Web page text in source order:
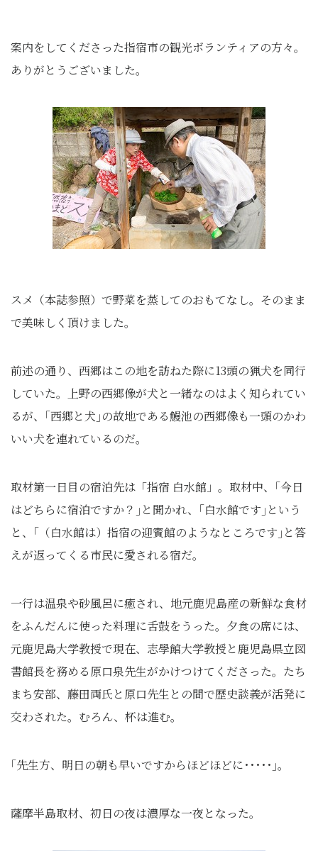
案内をしてくださった指宿市の観光ボランティアの方々。
ありがとうございました。
スメ（本誌参照）で野菜を蒸してのおもてなし。そのまま
で美味しく頂けました。
前述の通り、西郷はこの地を訪ねた際に13頭の猟犬を同行
していた。上野の西郷像が犬と一緒なのはよく知られてい
るが、｢西郷と犬｣の故地である鰻池の西郷像も一頭のかわ
いい犬を連れているのだ。
取材第一日目の宿泊先は「指宿 白水館」。取材中、｢今日
はどちらに宿泊ですか？｣と聞かれ、｢白水館です｣という
と、｢（白水館は）指宿の迎賓館のようなところです｣と答
えが返ってくる市民に愛される宿だ。
一行は温泉や砂風呂に癒され、地元鹿児島産の新鮮な食材
をふんだんに使った料理に舌鼓をうった。夕食の席には、
元鹿児島大学教授で現在、志學館大学教授と鹿児島県立図
書館長を務める原口泉先生がかけつけてくださった。たち
まち安部、藤田両氏と原口先生との間で歴史談義が活発に
交わされた。むろん、杯は進む｡
｢先生方、明日の朝も早いですからほどほどに･････｣。
薩摩半島取材、初日の夜は濃厚な一夜となった。